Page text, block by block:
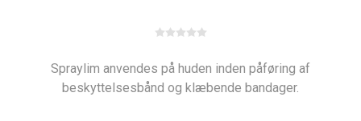
Spraylim anvendes på huden inden påføring af
beskyttelsesbånd og klæbende bandager.